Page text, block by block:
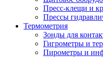
Пресс-клещи и
Прессы
Термометрия
Зонды для
Гигрометры и
Пирометры и